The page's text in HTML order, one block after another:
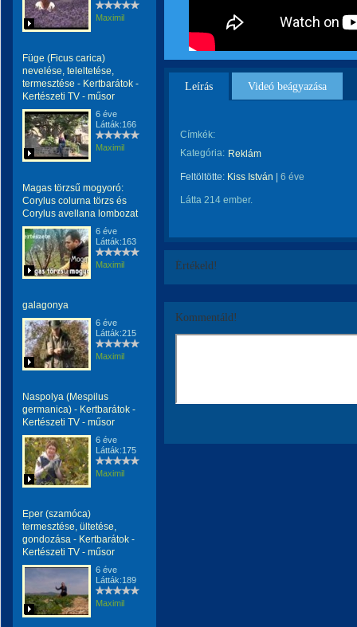
Maximil
Füge (Ficus carica)
nevelése, teleltetése,
termesztése - Kertbarátok -
Kertészeti TV - műsor
6 éve
Látták:166
Maximil
Magas törzsű mogyoró:
Corylus colurna törzs és
Corylus avellana lombozat
6 éve
Látták:163
Maximil
galagonya
6 éve
Látták:215
Maximil
Naspolya (Mespilus
germanica) - Kertbarátok -
Kertészeti TV - műsor
6 éve
Látták:175
Maximil
Eper (szamóca)
termesztése, ültetése,
gondozása - Kertbarátok -
Kertészeti TV - műsor
6 éve
Látták:189
Maximil
Leírás Videó beágyazása
Címkék:
Kategória: Reklám
Feltöltötte: Kiss István 6 éve
Látta 214 ember.
Értékeld!
Kommentáld!